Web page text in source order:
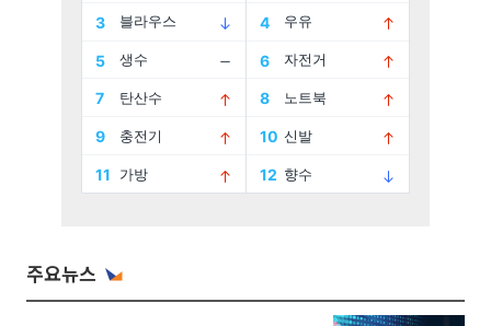
주요뉴스